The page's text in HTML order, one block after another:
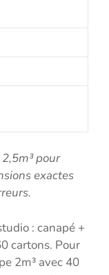
pour
exactes
: canapé +
cartons. Pour
2m³ avec 40